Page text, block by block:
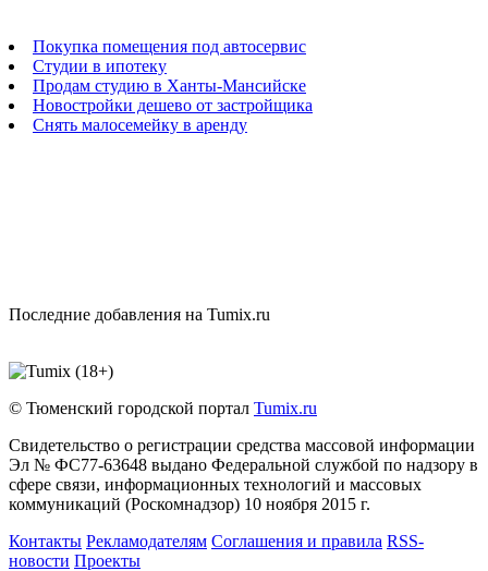
Покупка помещения под автосервис
Студии в ипотеку
Продам студию в Ханты-Мансийске
Новостройки дешево от застройщика
Снять малосемейку в аренду
Последние добавления на Tumix.ru
© Тюменский городской портал Tumix.ru
Свидетельство о регистрации средства массовой информации
Эл № ФС77-63648 выдано Федеральной службой по надзору в
сфере связи, информационных технологий и массовых
коммуникаций (Роскомнадзор) 10 ноября 2015 г.
Контакты Рекламодателям Соглашения и правила RSS-
новости Проекты